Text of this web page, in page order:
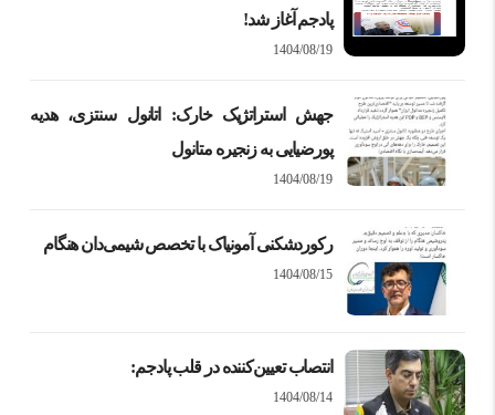
پادجم آغاز شد!
1404/08/19
جهش استراتژیک خارک: اتانول سنتزی، هدیه
پورضیایی به زنجیره متانول
1404/08/19
رکوردشکنی آمونیاک با تخصص شیمی‌دان هنگام
1404/08/15
انتصاب تعیین‌کننده در قلب پادجم:
1404/08/14